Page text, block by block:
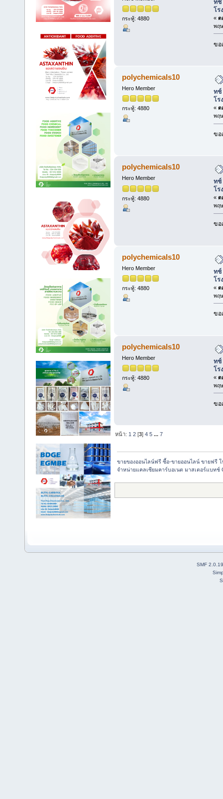
กระทู้: 4880
ทช์
โร
« ต
พฤ
ขอ
polychemicals10
Hero Member
กระทู้: 4880
ทช์
โร
« ต
พฤ
ขอ
polychemicals10
Hero Member
กระทู้: 4880
ทช์
โร
« ต
พฤ
ขอ
polychemicals10
Hero Member
กระทู้: 4880
ทช์
โร
« ต
พฤ
ขอ
polychemicals10
Hero Member
กระทู้: 4880
ทช์
โร
« ต
พฤ
ขอ
หน้า: 1 2 [3]4 5 ...7
ขายของออนไลน์ฟรี ซื้อ-ขายออนไลน์ ขายฟรี
จำหน่ายแคลเซียมคาร์บอเนต มาสเตอร์แบทช์
SMF 2.0.19